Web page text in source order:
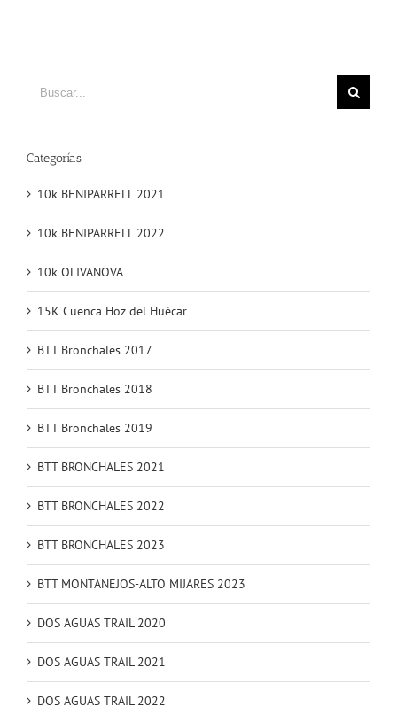
Buscar
Categorías
10k BENIPARRELL 2021
10k BENIPARRELL 2022
10k OLIVANOVA
15K Cuenca Hoz del Huécar
BTT Bronchales 2017
BTT Bronchales 2018
BTT Bronchales 2019
BTT BRONCHALES 2021
BTT BRONCHALES 2022
BTT BRONCHALES 2023
BTT MONTANEJOS-ALTO MIJARES 2023
DOS AGUAS TRAIL 2020
DOS AGUAS TRAIL 2021
DOS AGUAS TRAIL 2022